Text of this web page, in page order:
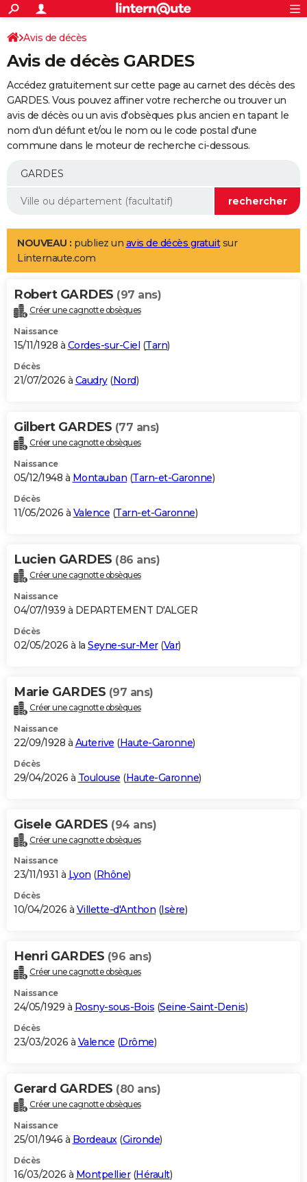
ACTUALITÉS
Politique
Société
Faits Divers
Education
Monde
Villes
+
SPORT
Coupe du monde 2026
Football
Tennis
Cyclisme
Rugby
Forum
Programme TV
TNT
Streaming
Cinéma
Sorties cinéma
Musique
+
FINANCE
Retraite
Epargne
Immobilier
Risques naturels par ville
Banque
Assurance
AUTO
Essais
Réserver un essai
Citadines
Berlines
SUV
Forum auto
+
Mobiles
Meilleur smartphone
Internet
Ordinateurs
Jeux vidéo
Guide high-tech
Aménagement intérieur
LIFESTYLE
Art de vivre
Bien-être
Loisirs
Mode
Modes de vie
Alimentation
Guide de la santé
Maladies
Médicaments
Sommeil
VOYAGE
Destinations
City break
Voyage nature
Voyage de noces
Forum
Climat
+PHOTO
GUIDES D'ACHAT
BONS PLANS
Carte de Noël
Carte Bonne année
Carte Saint-Valentin
Carte Pâques
Carte d'anniversaire
DICTIONNAIRE
Dictionnaire
Biographies
Citations
Expressions
Proverbes
PROGRAMME TV
S'inscrire
Se connecter
Lycées
Collèges
Primaires
Universités
Entreprises
Service militaire
Avis de recherche
AVIS DE DÉCÈS
Bricolage
Lifestyle
Culture
Sport
Auto
Television
Voyage
Cinema
Avis de décès
Avis de décès GARDES
Accédez gratuitement sur cette page au carnet des décès des
GARDES. Vous pouvez affiner votre recherche ou trouver un
avis de décès ou un avis d'obsèques plus ancien en tapant le
nom d'un défunt et/ou le nom ou le code postal d'une
commune dans le moteur de recherche ci-dessous.
NOUVEAU : publiez un avis de décès gratuitsur
Linternaute.com
Robert GARDES (97 ans)
Créer une cagnotte obsèques
Naissance
15/11/1928 à Cordes-sur-Ciel (Tarn)
Décès
21/07/2026 à Caudry(Nord)
Gilbert GARDES (77 ans)
Créer une cagnotte obsèques
Naissance
05/12/1948 à Montauban (Tarn-et-Garonne)
Décès
11/05/2026 à Valence (Tarn-et-Garonne)
Lucien GARDES (86 ans)
Créer une cagnotte obsèques
Naissance
04/07/1939 à DEPARTEMENT D'ALGER
Décès
02/05/2026 à la Seyne-sur-Mer(Var)
Marie GARDES (97 ans)
Créer une cagnotte obsèques
Naissance
22/09/1928 à Auterive (Haute-Garonne)
Décès
29/04/2026 à Toulouse (Haute-Garonne)
Gisele GARDES (94 ans)
Créer une cagnotte obsèques
Naissance
23/11/1931 à Lyon (Rhône)
Décès
10/04/2026 à Villette-d'Anthon (Isère)
Henri GARDES (96 ans)
Créer une cagnotte obsèques
Naissance
24/05/1929 à Rosny-sous-Bois (Seine-Saint-Denis)
Décès
23/03/2026 à Valence (Drôme)
Gerard GARDES (80 ans)
Créer une cagnotte obsèques
Naissance
25/01/1946 à Bordeaux(Gironde)
Décès
16/03/2026 à Montpellier(Hérault)